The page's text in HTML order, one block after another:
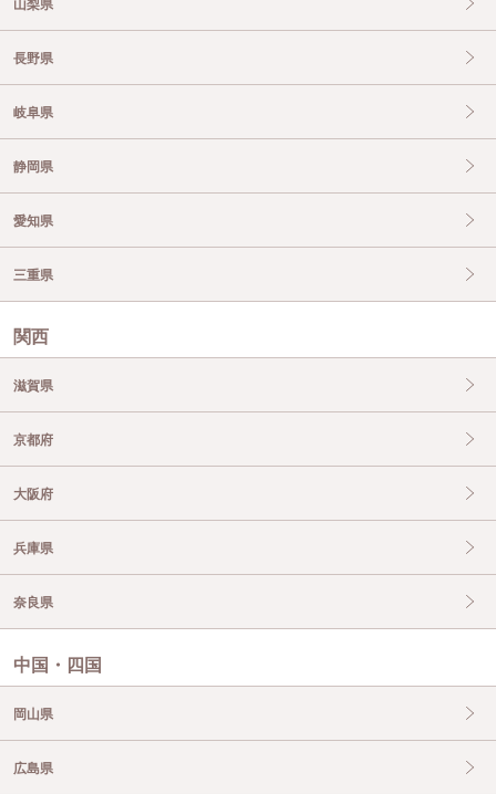
山梨県
長野県
岐阜県
静岡県
愛知県
三重県
関西
滋賀県
京都府
大阪府
兵庫県
奈良県
中国・四国
岡山県
広島県